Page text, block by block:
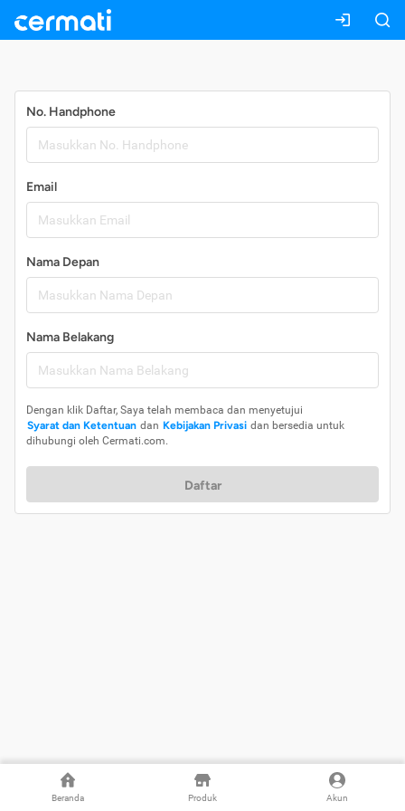
Beranda Produk Akun
No. Handphone
Email
Nama Depan
Nama Belakang
Dengan klik Daftar, Saya telah membaca dan menyetujui
Syarat dan Ketentuan dan Kebijakan Privasi dan bersedia untuk
dihubungi oleh Cermati.com.
Daftar